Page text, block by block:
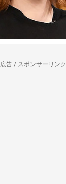
広告 / スポンサーリンク